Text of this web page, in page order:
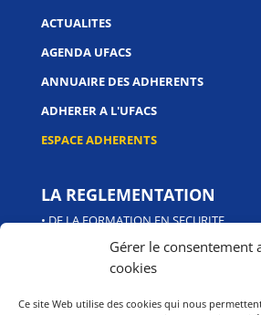
Gérer le consentement
cookies
Ce site Web utilise des cookies qui nous
ACTUALITES
AGENDA UFACS
ANNUAIRE DES ADHERENTS
ADHERER A L'UFACS
ESPACE ADHERENTS
LA REGLEMENTATION
• DE LA FORMATION EN SECURITE
LES CERTIFICATIONS